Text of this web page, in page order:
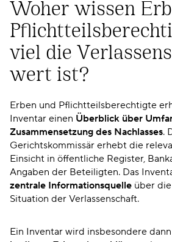
Woher wissen
viel die
wert ist?
Erben und Pflichtteilsberechtigte
Inventar einen Überblick über
Zusammensetzung des Nachlasses.
Gerichtskommissär erhebt die
Einsicht in öffentliche Register,
Angaben der Beteiligten. Das
zentrale Informationsquelle über
Situation der Verlassenschaft.
Ein Inventar wird insbesondere